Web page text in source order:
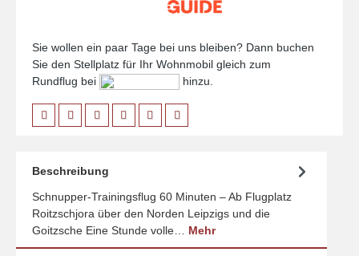
Sie wollen ein paar Tage bei uns bleiben? Dann buchen
Sie den Stellplatz für Ihr Wohnmobil gleich zum
Rundflug bei
hinzu.
Beschreibung
Schnupper-Trainingsflug 60 Minuten – Ab Flugplatz
Roitzschjora über den Norden Leipzigs und die
Goitzsche Eine Stunde volle… Mehr